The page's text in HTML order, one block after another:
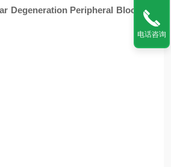
Degeneration Peripheral Blood M
电话咨询